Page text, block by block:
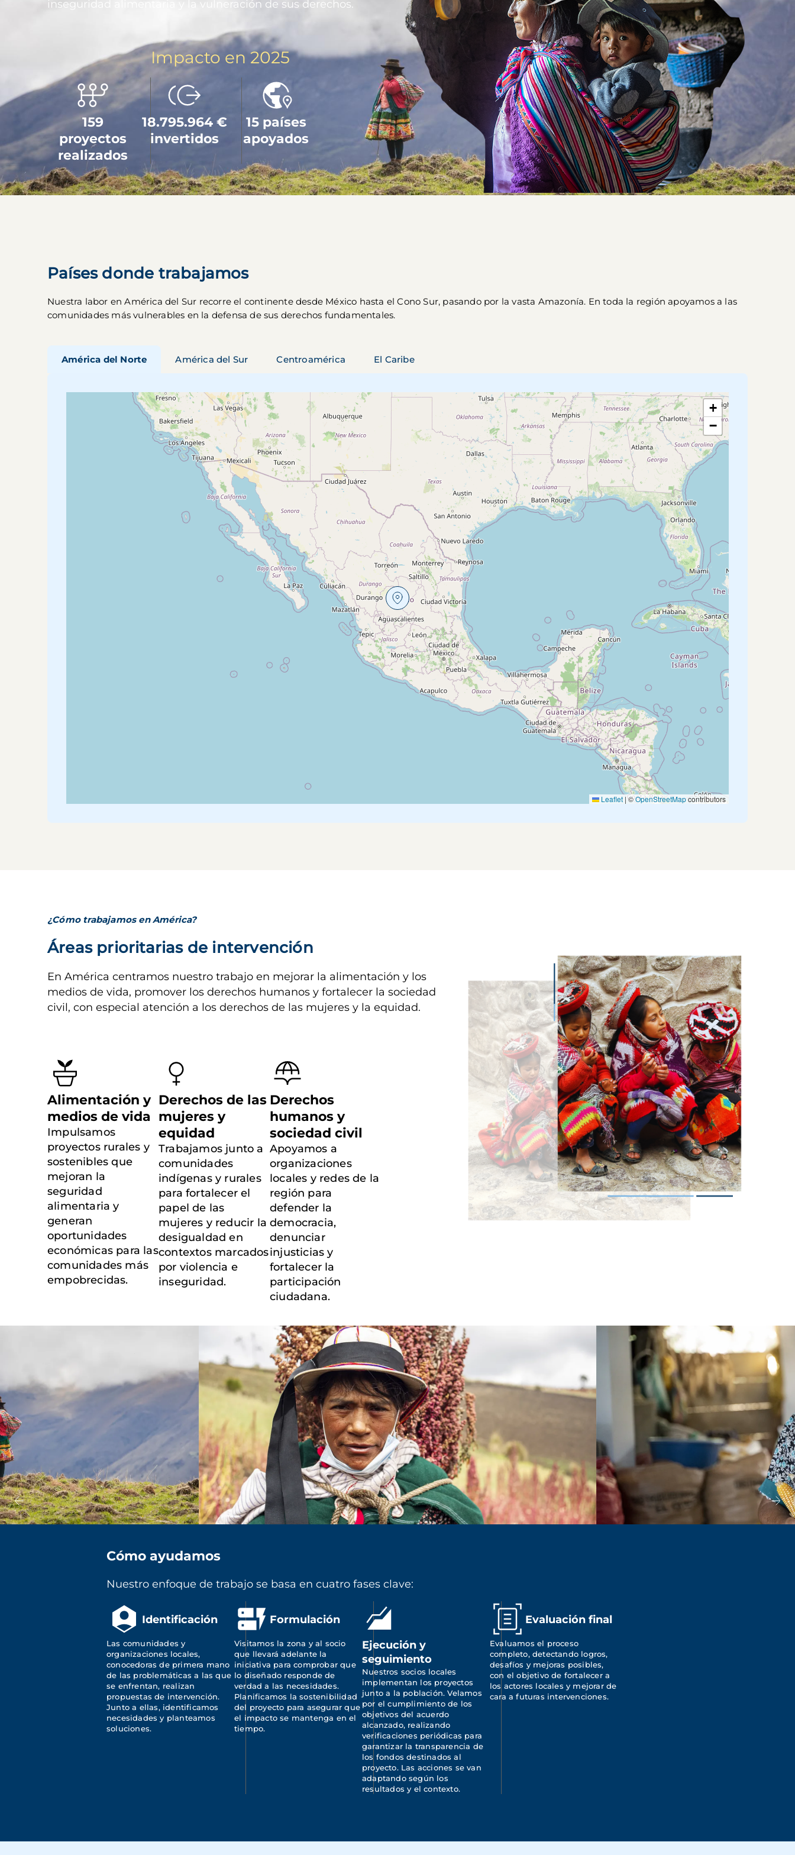
inseguridad alimentaria y la vulneración de sus derechos.
Impacto en 2025
159
proyectos
realizados
18.795.964 €
invertidos
15 países
apoyados
Países donde trabajamos
Nuestra labor en América del Sur recorre el continente desde México hasta el Cono Sur, pasando por la vasta Amazonía. En toda la región apoyamos a las
comunidades más vulnerables en la defensa de sus derechos fundamentales.
América del Norte América del Sur Centroamérica El Caribe
+
−
Leaflet |©OpenStreetMapcontributors
¿Cómo trabajamos en América?
Áreas prioritarias de intervención
En América centramos nuestro trabajo en mejorar la alimentación y los
medios de vida, promover los derechos humanos y fortalecer la sociedad
civil, con especial atención a los derechos de las mujeres y la equidad.
Alimentación y
medios de vida
Impulsamos
proyectos rurales y
sostenibles que
mejoran la
seguridad
alimentaria y
generan
oportunidades
económicas para las
comunidades más
empobrecidas.
Derechos de las
mujeres y
equidad
Trabajamos junto a
comunidades
indígenas y rurales
para fortalecer el
papel de las
mujeres y reducir la
desigualdad en
contextos marcados
por violencia e
inseguridad.
Derechos
humanos y
sociedad civil
Apoyamos a
organizaciones
locales y redes de la
región para
defender la
democracia,
denunciar
injusticias y
fortalecer la
participación
ciudadana.
Cómo ayudamos
Nuestro enfoque de trabajo se basa en cuatro fases clave:
Identificación
Las comunidades y
organizaciones locales,
conocedoras de primera mano
de las problemáticas a las que
se enfrentan, realizan
propuestas de intervención.
Junto a ellas, identificamos
necesidades y planteamos
soluciones.
Formulación
Visitamos la zona y al socio
que llevará adelante la
iniciativa para comprobar que
lo diseñado responde de
verdad a las necesidades.
Planificamos la sostenibilidad
del proyecto para asegurar que
el impacto se mantenga en el
tiempo.
Ejecución y
seguimiento
Nuestros socios locales
implementan los proyectos
junto a la población. Velamos
por el cumplimiento de los
objetivos del acuerdo
alcanzado, realizando
verificaciones periódicas para
garantizar la transparencia de
los fondos destinados al
proyecto. Las acciones se van
adaptando según los
resultados y el contexto.
Evaluación final
Evaluamos el proceso
completo, detectando logros,
desafíos y mejoras posibles,
con el objetivo de fortalecer a
los actores locales y mejorar de
cara a futuras intervenciones.